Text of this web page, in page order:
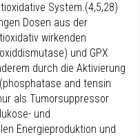
System.(4,5,28)
Dosen aus der
wirkenden
und GPX
durch die Aktivierung
and tensin
als Tumorsuppressor
und
Energieproduktion und